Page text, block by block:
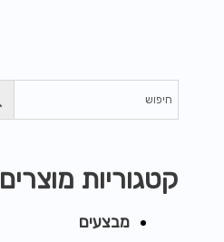
קטגוריות מוצרים
מבצעים